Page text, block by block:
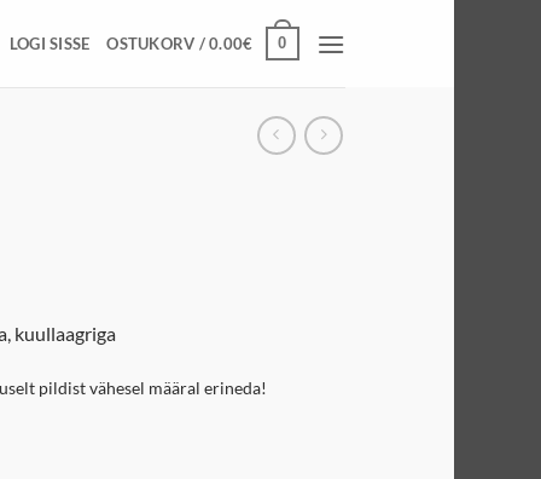
LOGI SISSE OSTUKORV /0.00€ 0
kuullaagriga
pildist vähesel määral erineda!